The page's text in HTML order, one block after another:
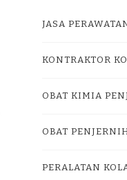
JASA
KONTRAKTOR
OBAT KIMIA
OBAT
PERALATAN